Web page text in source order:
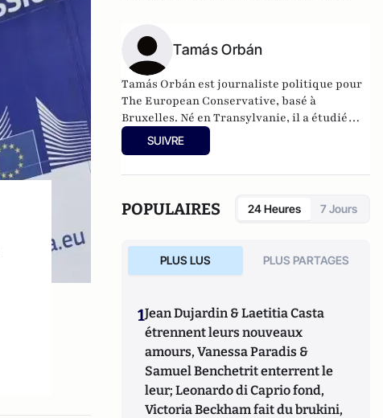
Tamás Orbán
Tamás Orbán est journaliste politique pour
The European Conservative, basé à
Bruxelles. Né en Transylvanie, il a étudié
l'histoire et les relations internationales à
Kolozsvár et a travaillé pour plusieurs
mouvements sociaux, la géopolitique et la
sécurité de l'Europe centrale.
SUIVRE
POPULAIRES 24 Heures 7 Jours
PLUS LUS PLUS PARTAGES
1Jean Dujardin & Laetitia Casta
étrennent leurs nouveaux
amours, Vanessa Paradis &
Samuel Benchetrit enterrent le
leur; Leonardo di Caprio fond,
Victoria Beckham fait du brukini,